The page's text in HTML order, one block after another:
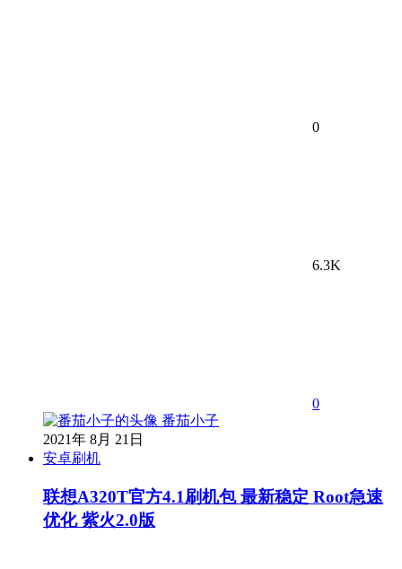
0
6.3K
0
番茄小子
2021年 8月 21日
安卓刷机
联想A320T官方4.1刷机包 最新稳定 Root急速
优化 紫火2.0版